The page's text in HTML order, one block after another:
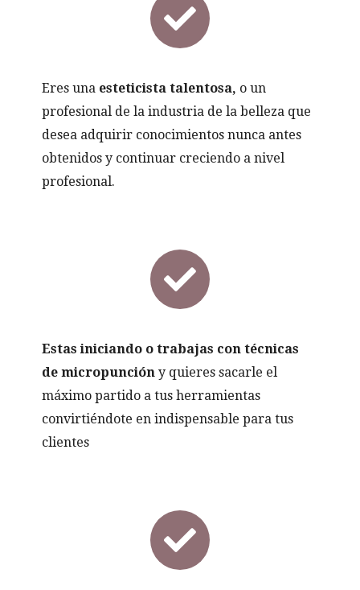
Eres una esteticista talentosa, o un
profesional de la industria de la belleza que
desea adquirir conocimientos nunca antes
obtenidos y continuar creciendo a nivel
profesional.
Estas iniciando o trabajas con técnicas
de micropuncióny quieres sacarle el
máximo partido a tus herramientas
convirtiéndote en indispensable para tus
clientes